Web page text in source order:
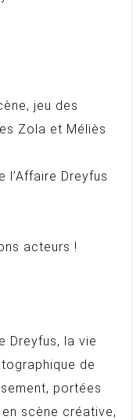
jeu des
Zola et Méliès
l’Affaire Dreyfus
acteurs !
Dreyfus, la vie
de
portées
scène créative,